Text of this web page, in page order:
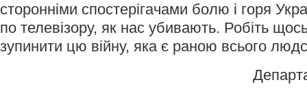
сторонніми спостерігачами болю і горя
по телевізору, як нас убивають. Робіть
зупинити цю війну, яка є раною всього